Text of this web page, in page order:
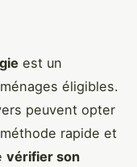
est un
éligibles.
peuvent opter
rapide et
vérifier son